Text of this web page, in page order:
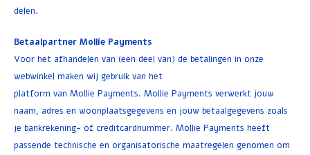
delen.
Betaalpartner Mollie Payments
Voor het afhandelen van (een deel van) de betalingen in onze
webwinkel maken wij gebruik van het
platform van Mollie Payments. Mollie Payments verwerkt jouw
naam, adres en woonplaatsgegevens en jouw betaalgegevens zoals
je bankrekening- of creditcardnummer. Mollie Payments heeft
passende technische en organisatorische maatregelen genomen om